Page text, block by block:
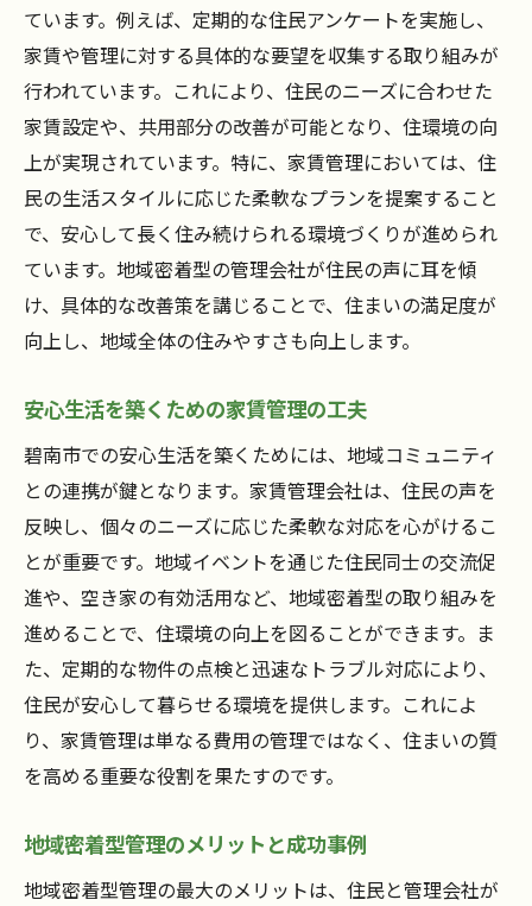
ています。例えば、定期的な住民アンケートを実施し、
家賃や管理に対する具体的な要望を収集する取り組みが
行われています。これにより、住民のニーズに合わせた
家賃設定や、共用部分の改善が可能となり、住環境の向
上が実現されています。特に、家賃管理においては、住
民の生活スタイルに応じた柔軟なプランを提案すること
で、安心して長く住み続けられる環境づくりが進められ
ています。地域密着型の管理会社が住民の声に耳を傾
け、具体的な改善策を講じることで、住まいの満足度が
向上し、地域全体の住みやすさも向上します。
安心生活を築くための家賃管理の工夫
碧南市での安心生活を築くためには、地域コミュニティ
との連携が鍵となります。家賃管理会社は、住民の声を
反映し、個々のニーズに応じた柔軟な対応を心がけるこ
とが重要です。地域イベントを通じた住民同士の交流促
進や、空き家の有効活用など、地域密着型の取り組みを
進めることで、住環境の向上を図ることができます。ま
た、定期的な物件の点検と迅速なトラブル対応により、
住民が安心して暮らせる環境を提供します。これによ
り、家賃管理は単なる費用の管理ではなく、住まいの質
を高める重要な役割を果たすのです。
地域密着型管理のメリットと成功事例
地域密着型管理の最大のメリットは、住民と管理会社が